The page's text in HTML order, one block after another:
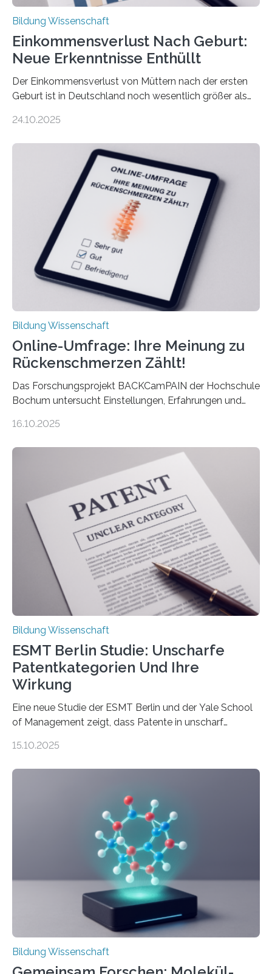
Bildung Wissenschaft
Einkommensverlust Nach Geburt:
Neue Erkenntnisse Enthüllt
Der Einkommensverlust von Müttern nach der ersten
Geburt ist in Deutschland noch wesentlich größer als
nach der Geburt durchschnittlich fast 30.000 Euro
langfristigen Auswirkungen auf Karriere und die spätere
Rente. Bisherige Schätzungen lagen bei rund 20.000
Euro und damit etwa 30 Prozent zu niedrig. Zu diesem
Ergebnis kommt eine neue Studie des ZEW Mannheim
mit der Universität Tilburg. „Werden Frauen unter 30
Jahren erstmals…
24.10.2025
Bildung Wissenschaft
Online-Umfrage: Ihre Meinung zu
Rückenschmerzen Zählt!
Das Forschungsprojekt BACKCamPAIN der Hochschule
Bochum untersucht Einstellungen, Erfahrungen und
gehören zu den häufigsten gesundheitlichen
Rückenschmerzen denken und welche Erfahrungen sie
damit gemacht haben, kann entscheidend
beeinflussen, wie Schmerzen verlaufen und welche
Therapien wirken. Diese individuellen Überzeugungen
stehen im Mittelpunkt einer aktuellen Studie der
Hochschule Bochum. Im Rahmen des
Promotionsprojekts „BACKCamPAIN“ führt die
Doktorandin Deborah Jost (Hochschule Bochum,
Promotionskolleg NRW) derzeit eine Online-Umfrage
durch. Ziel ist es, herauszufinden,…
16.10.2025
Bildung Wissenschaft
ESMT Berlin Studie: Unscharfe
Patentkategorien Und Ihre
Wirkung
Eine neue Studie der ESMT Berlin und der Yale School
of Management zeigt, dass Patente in unscharf
häufiger zu bahnbrechenden Innovationen führen und
Erfindungen entstehen besonders dann, wenn
Wissenskategorien verschwimmen. Das zeigt neue
Forschung von Gianluca Carnabuci, Professor of
Organizational Behavior an der ESMT Berlin, und
Balázs Kovács, Professor an der Yale School of
Management. Die Forscher kommen zu dem Schluss,
dass Patente…
15.10.2025
Bildung Wissenschaft